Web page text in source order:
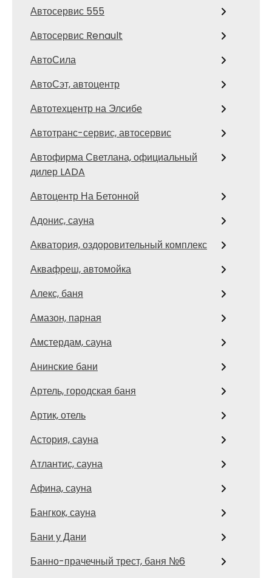
Автосервис 555
Автосервис Renault
АвтоСила
АвтоСэт, автоцентр
Автотехцентр на Элсибе
Автотранс-сервис, автосервис
Автофирма Светлана, официальный
дилер LADA
Автоцентр На Бетонной
Адонис, сауна
Акватория, оздоровительный комплекс
Аквафреш, автомойка
Алекс, баня
Амазон, парная
Амстердам, сауна
Анинские бани
Артель, городская баня
Артик, отель
Астория, сауна
Атлантис, сауна
Афина, сауна
Бангкок, сауна
Бани у Дани
Банно-прачечный трест, баня №6